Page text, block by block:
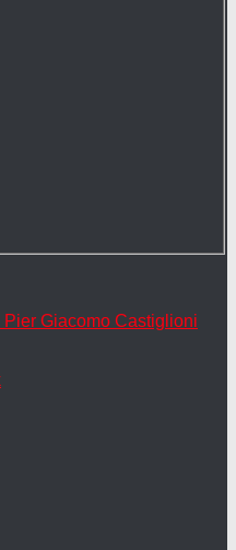
Giacomo Castiglioni